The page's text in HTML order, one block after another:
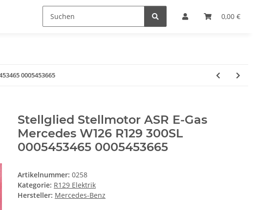
0,00 €
0005453665
Stellglied Stellmotor ASR E-Gas
Mercedes W126 R129 300SL
0005453465 0005453665
Artikelnummer: 0258
Kategorie: R129 Elektrik
Hersteller: Mercedes-Benz